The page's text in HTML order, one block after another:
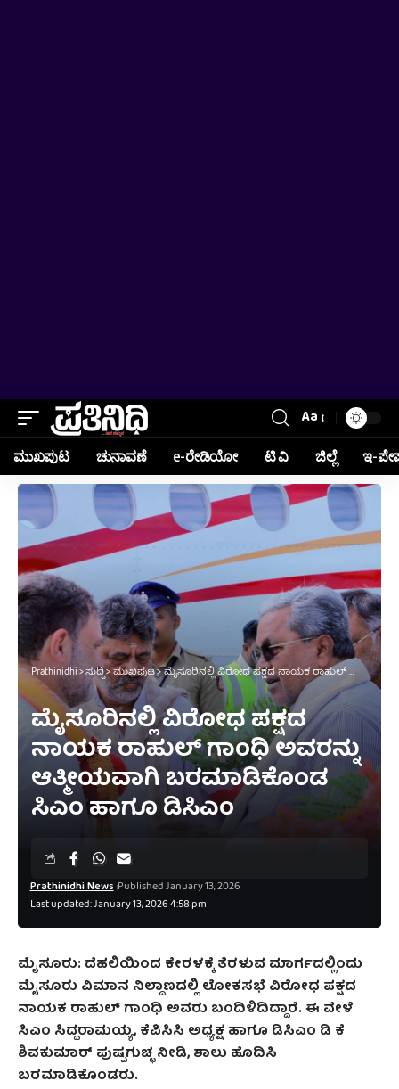
Aa
ಮುಖಪುಟ ಚುನಾವಣೆ e-ರೇಡಿಯೋ ಟಿ ವಿ ಜಿಲ್ಲೆ ಇ-
Prathinidhi>ಸುದ್ದಿ>ಮುಖಪುಟ>ಮೈಸೂರಿನಲ್ಲಿ ವಿರೋಧ ಪಕ್ಷದ ನಾಯಕ ರಾಹುಲ್ ಗಾಂಧಿ ಅವರನ್ನು ಆತ್ಮೀಯವಾಗಿ ಬರಮಾಡಿಕೊಂಡ ಸಿಎಂ ಹಾಗೂ ಡಿಸಿಎಂ
ಮೈಸೂರಿನಲ್ಲಿ ವಿರೋಧ ಪಕ್ಷದ
ನಾಯಕ ರಾಹುಲ್ ಗಾಂಧಿ ಅವರನ್ನು
ಆತ್ಮೀಯವಾಗಿ ಬರಮಾಡಿಕೊಂಡ
ಸಿಎಂ ಹಾಗೂ ಡಿಸಿಎಂ
Last updated: January 13, 2026 4:58 pm
Prathinidhi News Published January 13, 2026
ಮೈಸೂರು: ದೆಹಲಿಯಿಂದ ಕೇರಳಕ್ಕೆ ತೆರಳುವ ಮಾರ್ಗದಲ್ಲಿಂದು
ಮೈಸೂರು ವಿಮಾನ ನಿಲ್ದಾಣದಲ್ಲಿ ಲೋಕಸಭೆ ವಿರೋಧ ಪಕ್ಷದ
ನಾಯಕ ರಾಹುಲ್ ಗಾಂಧಿ ಅವರು ಬಂದಿಳಿದಿದ್ದಾರೆ. ಈ ವೇಳೆ
ಸಿಎಂ ಸಿದ್ದರಾಮಯ್ಯ, ಕೆಪಿಸಿಸಿ ಅಧ್ಯಕ್ಷ ಹಾಗೂ ಡಿಸಿಎಂ ಡಿ ಕೆ
ಶಿವಕುಮಾರ್ ಪುಷ್ಪಗುಚ್ಛ ನೀಡಿ, ಶಾಲು ಹೊದಿಸಿ
ಬರಮಾಡಿಕೊಂಡರು.